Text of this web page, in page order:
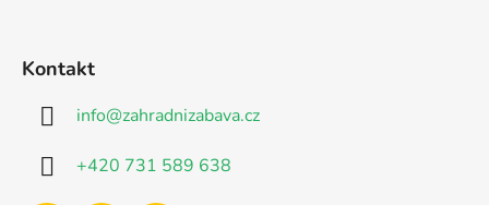
Kontakt
info@zahradnizabava.cz
+420 731 589 638